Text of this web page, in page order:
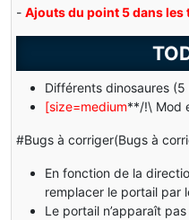
- Ajouts du point 5 dans
Différents dinosaures (5
[size=medium**/!\ Mod
#Bugs à corriger(Bugs à
En fonction de la
remplacer le portail par
Le portail n’apparaît